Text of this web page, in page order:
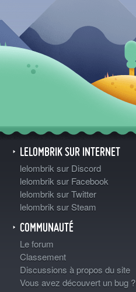
LELOMBRIK SUR INTERNET
lelombrik sur Discord
lelombrik sur Facebook
lelombrik sur Twitter
lelombrik sur Steam
COMMUNAUTÉ
Le forum
Classement
Discussions à propos du site
Vous avez découvert un bug ?